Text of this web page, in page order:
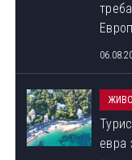
евра